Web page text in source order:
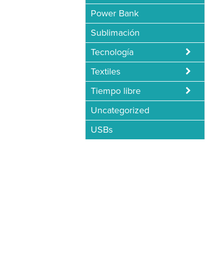
Power Bank
Sublimación
Tecnología
Textiles
Tiempo libre
Uncategorized
USBs